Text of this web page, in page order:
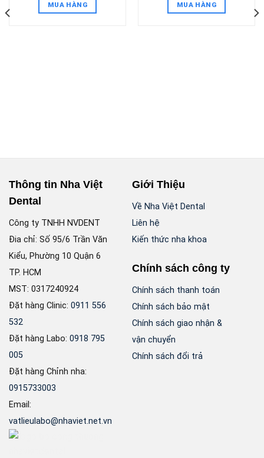
MUA HÀNG MUA HÀNG
Thông tin Nha Việt
Dental
Công ty TNHH NVDENT
Đia chỉ: Số 95/6 Trần Văn
Kiểu, Phường 10 Quận 6
TP. HCM
MST: 0317240924
Đặt hàng Clinic: 0911 556
532
Đặt hàng Labo: 0918 795
005
Đặt hàng Chỉnh nha:
0915733003
Email:
vatlieulabo@nhaviet.net.vn
Giới Thiệu
Về Nha Việt Dental
Liên hệ
Kiến thức nha khoa
Chính sách công ty
Chính sách thanh toán
Chính sách bảo mật
Chính sách giao nhận &
vận chuyển
Chính sách đổi trả